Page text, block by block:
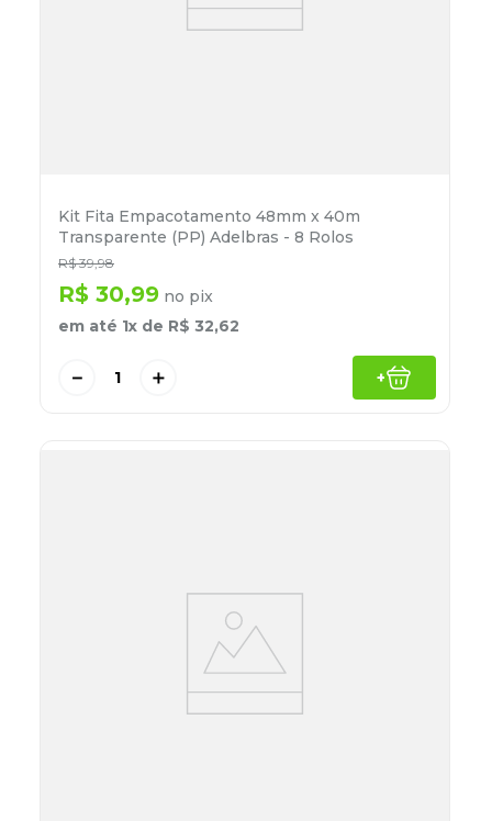
Kit Fita Empacotamento 48mm x 40m
Transparente (PP) Adelbras - 8 Rolos
R$ 39,98
R$ 30,99 no pix
em até 1x de R$ 32,62
＋
－ +